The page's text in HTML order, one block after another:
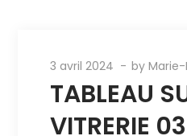
3 avril 2024 byMarie-
TABLEAU
VITRERIE